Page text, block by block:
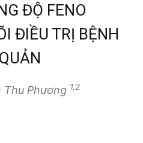
ĐỘ FENO
ĐIỀU TRỊ BỆNH
Thu Phương 1,2